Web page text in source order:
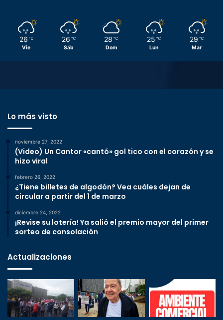
26 ℃
Vie
26 ℃
Sáb
28 ℃
Dom
25 ℃
Lun
29 ℃
Mar
Lo más visto
noviembre 27, 2022
(Video) Un Cantor «cantó» gol tico con el corazón y se
hizo viral
febrero 26, 2022
¿Tiene billetes de algodón? Vea cuáles dejan de
circular a partir del 1 de marzo
diciembre 24, 2022
¡Revise su lotería! Ya salió el premio mayor del primer
sorteo de consolación
Actualizaciones